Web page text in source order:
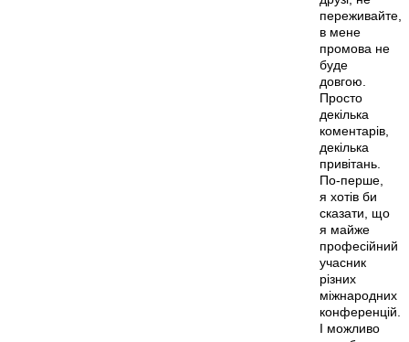
переживайте,
в мене
промова не
буде
довгою.
Просто
декілька
коментарів,
декілька
привітань.
По-перше,
я хотів би
сказати, що
я майже
професійний
учасник
різних
міжнародних
конференцій.
І можливо